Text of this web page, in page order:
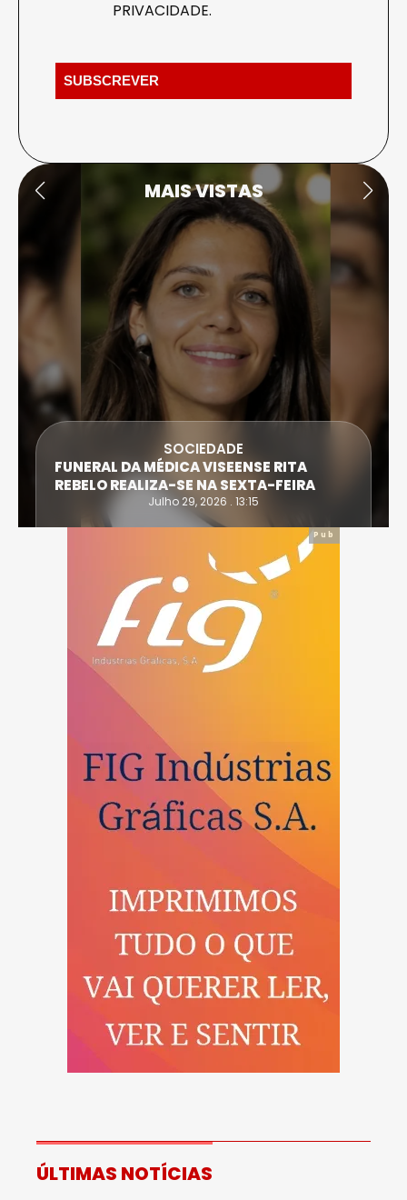
PRIVACIDADE.
MAIS VISTAS
SOCIEDADE
FUNERAL DA MÉDICA VISEENSE RITA
REBELO REALIZA-SE NA SEXTA-FEIRA
Julho 29, 2026 . 13:15
Pub
ÚLTIMAS NOTÍCIAS